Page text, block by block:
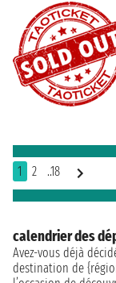
1 2 ..18
calendrier des
Avez-vous déjà
destination de